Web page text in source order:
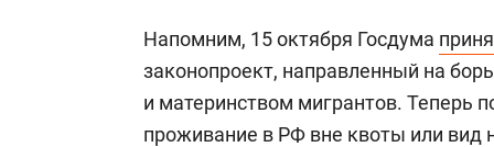
Напомним, 15 октября Госдума
законопроект, направленный на
и материнством мигрантов. Теперь
проживание в РФ вне квоты или вид